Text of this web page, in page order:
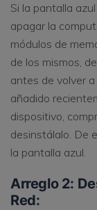
Si la pantalla
apagar la
módulos de
de los mismos,
antes de volver
añadido
dispositivo,
desinstálalo. De
la pantalla azul.
Arreglo 2:
Red: